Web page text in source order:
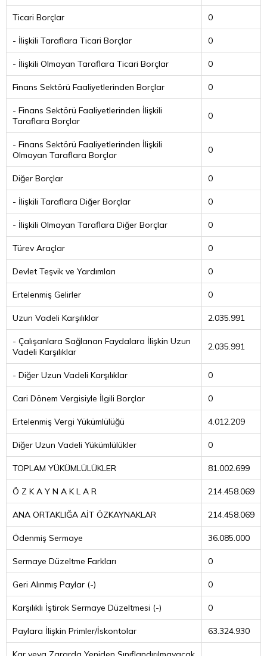
Ticari Borçlar 0
- İlişkili Taraflara Ticari Borçlar 0
- İlişkili Olmayan Taraflara Ticari Borçlar 0
Finans Sektörü Faaliyetlerinden Borçlar 0
- Finans Sektörü Faaliyetlerinden İlişkili
Taraflara Borçlar
0
- Finans Sektörü Faaliyetlerinden İlişkili
Olmayan Taraflara Borçlar
0
Diğer Borçlar 0
- İlişkili Taraflara Diğer Borçlar 0
- İlişkili Olmayan Taraflara Diğer Borçlar 0
Türev Araçlar 0
Devlet Teşvik ve Yardımları 0
Ertelenmiş Gelirler 0
Uzun Vadeli Karşılıklar 2.035.991
- Çalışanlara Sağlanan Faydalara İlişkin Uzun
Vadeli Karşılıklar
2.035.991
- Diğer Uzun Vadeli Karşılıklar 0
Cari Dönem Vergisiyle İlgili Borçlar 0
Ertelenmiş Vergi Yükümlülüğü 4.012.209
Diğer Uzun Vadeli Yükümlülükler 0
TOPLAM YÜKÜMLÜLÜKLER 81.002.699
Ö Z K A Y N A K L A R 214.458.069
ANA ORTAKLIĞA AİT ÖZKAYNAKLAR 214.458.069
Ödenmiş Sermaye 36.085.000
Sermaye Düzeltme Farkları 0
Geri Alınmış Paylar (-) 0
Karşılıklı İştirak Sermaye Düzeltmesi (-) 0
Paylara İlişkin Primler/İskontolar 63.324.930